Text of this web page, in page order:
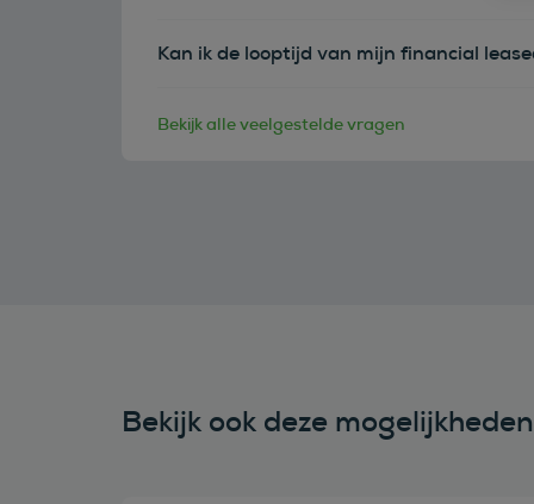
Kan ik de looptijd van mijn financial
Bekijk alle veelgestelde vragen
Bekijk ook deze